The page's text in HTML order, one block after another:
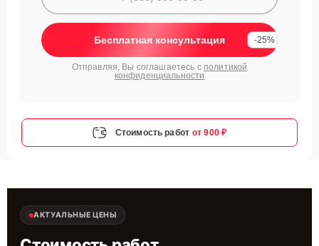
Бесплатная консультация -25%
Отправляя, Вы соглашаетесь с политикой
конфиденциальности
Стоимость работ от 900 ₽
АКТУАЛЬНЫЕ ЦЕНЫ